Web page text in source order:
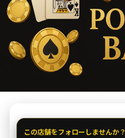
この店舗をフォローしませんか？